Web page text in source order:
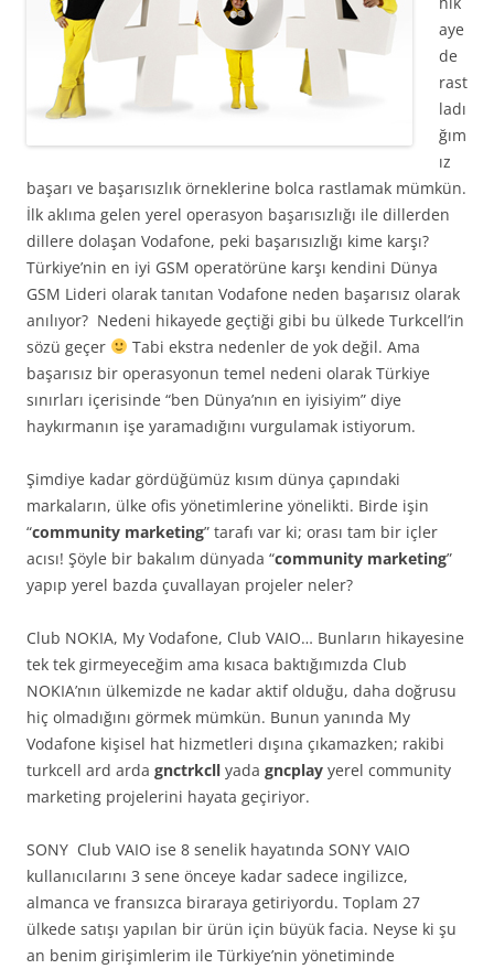
aye
de
rast
ladı
ğım
ız
başarı ve başarısızlık örneklerine bolca rastlamak mümkün.
İlk aklıma gelen yerel operasyon başarısızlığı ile dillerden
dillere dolaşan Vodafone, peki başarısızlığı kime karşı?
Türkiye’nin en iyi GSM operatörüne karşı kendini Dünya
GSM Lideri olarak tanıtan Vodafone neden başarısız olarak
anılıyor? Nedeni hikayede geçtiği gibi bu ülkede Turkcell’in
sözü geçer
Tabi ekstra nedenler de yok değil. Ama
başarısız bir operasyonun temel nedeni olarak Türkiye
sınırları içerisinde “ben Dünya’nın en iyisiyim” diye
haykırmanın işe yaramadığını vurgulamak istiyorum.
Şimdiye kadar gördüğümüz kısım dünya çapındaki
markaların, ülke ofis yönetimlerine yönelikti. Birde işin
“community marketing” tarafı var ki; orası tam bir içler
acısı! Şöyle bir bakalım dünyada “community marketing”
yapıp yerel bazda çuvallayan projeler neler?
Club NOKIA, My Vodafone, Club VAIO… Bunların hikayesine
tek tek girmeyeceğim ama kısaca baktığımızda Club
NOKIA’nın ülkemizde ne kadar aktif olduğu, daha doğrusu
hiç olmadığını görmek mümkün. Bunun yanında My
Vodafone kişisel hat hizmetleri dışına çıkamazken; rakibi
turkcell ard arda gnctrkcll yada gncplay yerel community
marketing projelerini hayata geçiriyor.
SONY Club VAIO ise 8 senelik hayatında SONY VAIO
kullanıcılarını 3 sene önceye kadar sadece ingilizce,
almanca ve fransızca biraraya getiriyordu. Toplam 27
ülkede satışı yapılan bir ürün için büyük facia. Neyse ki şu
an benim girişimlerim ile Türkiye’nin yönetiminde